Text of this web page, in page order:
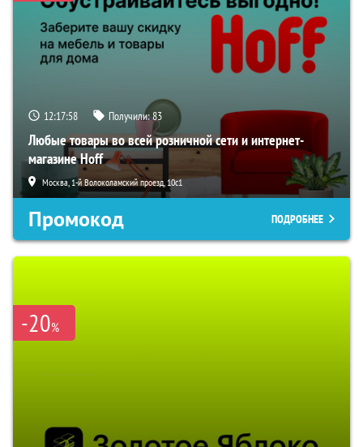
12:17:57 Получили:83
Любые товары во всей розничной сети и интернет-
магазине Hoff
Москва, 1-й Волоколамский проезд, 10с1
Промокод ПОДРОБНЕЕ
-20%